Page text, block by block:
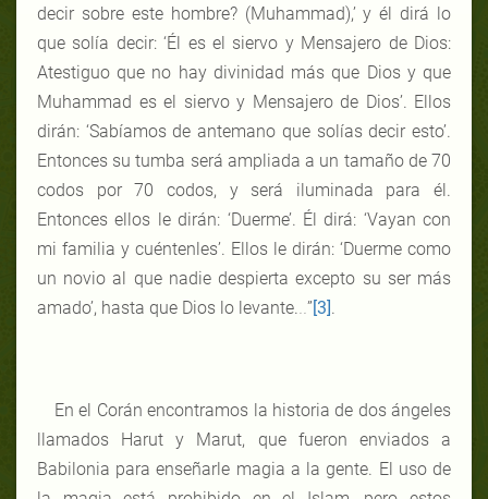
decir sobre este hombre? (Muhammad),’ y él dirá lo
que solía decir: ‘Él es el siervo y Mensajero de Dios:
Atestiguo que no hay divinidad más que Dios y que
Muhammad es el siervo y Mensajero de Dios’. Ellos
dirán: ‘Sabíamos de antemano que solías decir esto’.
Entonces su tumba será ampliada a un tamaño de 70
codos por 70 codos, y será iluminada para él.
Entonces ellos le dirán: ‘Duerme’. Él dirá: ‘Vayan con
mi familia y cuéntenles’. Ellos le dirán: ‘Duerme como
un novio al que nadie despierta excepto su ser más
amado’, hasta que Dios lo levante. ”[3].
En el Corán encontramos la historia de dos ángeles
llamados Harut y Marut, que fueron enviados a
Babilonia para enseñarle magia a la gente. El uso de